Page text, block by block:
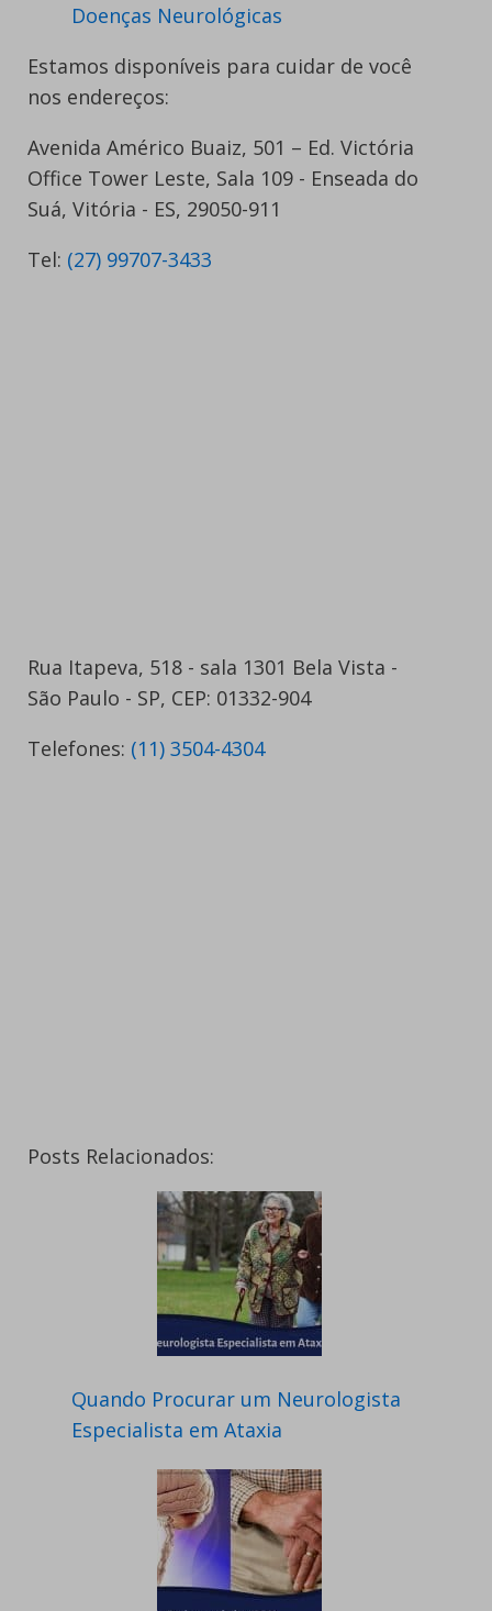
Doenças Neurológicas
Estamos disponíveis para cuidar de você
nos endereços:
Avenida Américo Buaiz, 501 – Ed. Victória
Office Tower Leste, Sala 109 - Enseada do
Suá, Vitória - ES, 29050-911
Tel: (27) 99707-3433
Rua Itapeva, 518 - sala 1301 Bela Vista -
São Paulo - SP, CEP: 01332-904
Telefones: (11) 3504-4304
Posts Relacionados:
Quando Procurar um Neurologista
Especialista em Ataxia